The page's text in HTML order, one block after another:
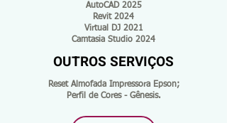
AutoCAD 2025
Revit 2024
Virtual DJ 2021
Camtasia Studio 2024
OUTROS SERVIÇOS
Reset Almofada Impressora Epson;
Perfil de Cores - Gênesis.